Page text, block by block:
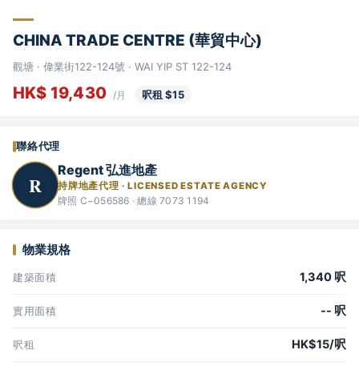
CHINA TRADE CENTRE (華貿中心)
觀塘 · 偉業街122-124號 · WAI YIP ST 122-124
HK$ 19,430 /月 呎租 $15
聯絡代理
R
Regent 弘進地產
持牌地產代理 · LICENSED ESTATE AGENCY
牌照 C−056586 · 總線 7073 1194
物業規格
建築面積 1,340 呎
實用面積 -- 呎
呎租 HK$15/呎